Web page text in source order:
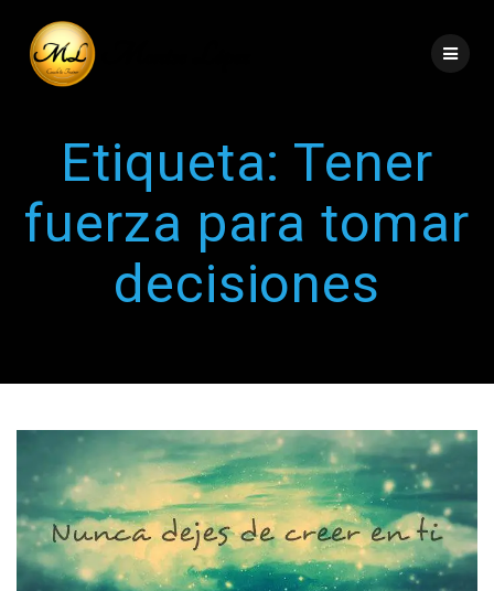
Etiqueta: Tener
fuerza para tomar
decisiones